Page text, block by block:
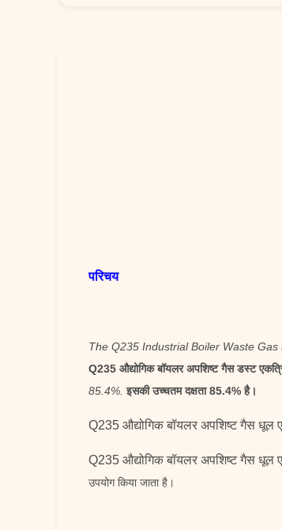
परिचय
The Q235 Industrial Boiler Waste
Q235 औद्योगिक बॉयलर अपशिष्ट गैस डस्ट
85.4%. इसकी उच्चतम दक्षता 85.4% है।
Q235 औद्योगिक बॉयलर अपशिष्ट गैस धूल
Q235 औद्योगिक बॉयलर अपशिष्ट गैस धूल
उपयोग किया जाता है।